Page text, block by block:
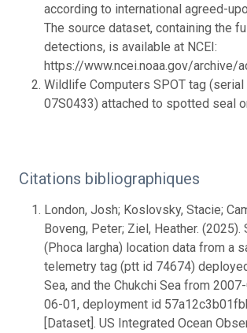
according to international agreed-
The source dataset, containing the
detections, is available at NCEI:
https://www.ncei.noaa.gov/archive/
Wildlife Computers SPOT tag (serial
07S0433) attached to spotted seal
Citations bibliographiques
London, Josh; Koslovsky, Stacie;
Boveng, Peter; Ziel, Heather.
(Phoca largha) location data from a
telemetry tag (ptt id 74674)
Sea, and the Chukchi Sea from
06-01, deployment id
[Dataset]. US Integrated Ocean